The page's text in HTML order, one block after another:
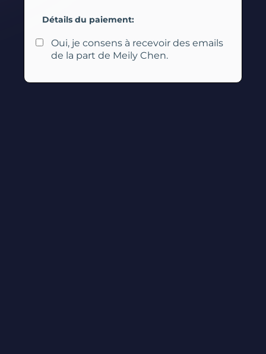
Détails du paiement:
Oui, je consens à recevoir des emails
de la part de Meily Chen.